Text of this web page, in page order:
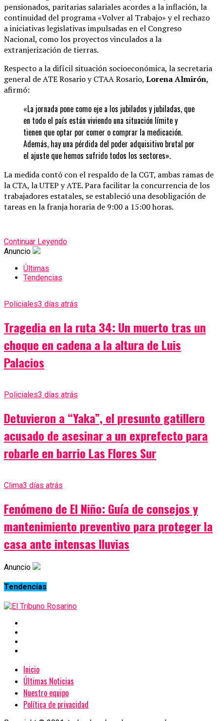
pensionados, paritarias salariales acordes a la inflación, la
continuidad del programa «Volver al Trabajo» y el rechazo
a iniciativas legislativas impulsadas en el Congreso
Nacional, como los proyectos vinculados a la
extranjerización de tierras.
Respecto a la difícil situación socioeconómica, la secretaria
general de ATE Rosario y CTAA Rosario, Lorena Almirón,
afirmó:
«La jornada pone como eje a los jubilados y jubiladas, que
en todo el país están viviendo una situación límite y
tienen que optar por comer o comprar la medicación.
Además, hay una pérdida del poder adquisitivo brutal por
el ajuste que hemos sufrido todos los sectores».
La medida contó con el respaldo de la CGT, ambas ramas de
la CTA, la UTEP y ATE. Para facilitar la concurrencia de los
trabajadores estatales, se estableció una desobligación de
tareas en la franja horaria de 9:00 a 15:00 horas.
Continuar Leyendo
Anuncio
Últimas
Tendencias
Policiales3 días atrás
Tragedia en la ruta 34: Un muerto tras un
choque en cadena a la altura de Luis
Palacios
Policiales3 días atrás
Detuvieron a “Yaka”, el presunto gatillero
acusado de asesinar a un exprefecto para
robarle en barrio Las Flores Sur
Clima3 días atrás
Fenómeno de El Niño: Guía de consejos y
mantenimiento preventivo para proteger la
casa ante intensas lluvias
Anuncio
Tendencias
Inicio
Últimas Noticias
Nuestro equipo
Política de privacidad